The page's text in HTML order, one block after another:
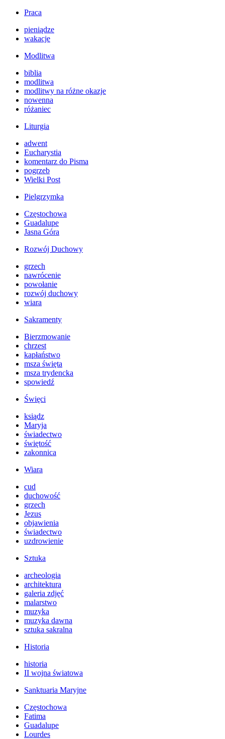
Praca
pieniądze
wakacje
Modlitwa
biblia
modlitwa
modlitwy na różne okazje
nowenna
różaniec
Liturgia
adwent
Eucharystia
komentarz do Pisma
pogrzeb
Wielki Post
Pielgrzymka
Częstochowa
Guadalupe
Jasna Góra
Rozwój Duchowy
grzech
nawrócenie
powołanie
rozwój duchowy
wiara
Sakramenty
Bierzmowanie
chrzest
kapłaństwo
msza święta
msza trydencka
spowiedź
Święci
ksiądz
Maryja
świadectwo
świętość
zakonnica
Wiara
cud
duchowość
grzech
Jezus
objawienia
świadectwo
uzdrowienie
Sztuka
archeologia
architektura
galeria zdjęć
malarstwo
muzyka
muzyka dawna
sztuka sakralna
Historia
historia
II wojna światowa
Sanktuaria Maryjne
Częstochowa
Fatima
Guadalupe
Lourdes